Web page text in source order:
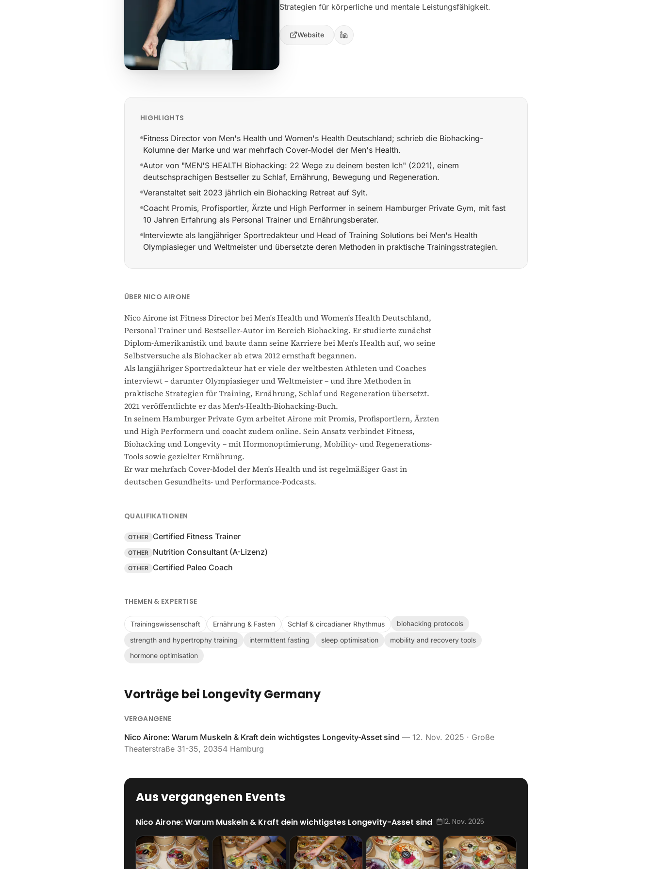
Strategien für körperliche und mentale Leistungsfähigkeit.
Website
HIGHLIGHTS
Fitness Director von Men's Health und Women's Health Deutschland; schrieb die Biohacking-
Kolumne der Marke und war mehrfach Cover-Model der Men's Health.
Autor von "MEN'S HEALTH Biohacking: 22 Wege zu deinem besten Ich" (2021), einem
deutschsprachigen Bestseller zu Schlaf, Ernährung, Bewegung und Regeneration.
Veranstaltet seit 2023 jährlich ein Biohacking Retreat auf Sylt.
Coacht Promis, Profisportler, Ärzte und High Performer in seinem Hamburger Private Gym, mit fast
10 Jahren Erfahrung als Personal Trainer und Ernährungsberater.
Interviewte als langjähriger Sportredakteur und Head of Training Solutions bei Men's Health
Olympiasieger und Weltmeister und übersetzte deren Methoden in praktische Trainingsstrategien.
ÜBER NICO AIRONE
Nico Airone ist Fitness Director bei Men's Health und Women's Health Deutschland,
Personal Trainer und Bestseller-Autor im Bereich Biohacking. Er studierte zunächst
Diplom-Amerikanistik und baute dann seine Karriere bei Men's Health auf, wo seine
Selbstversuche als Biohacker ab etwa 2012 ernsthaft begannen.
Als langjähriger Sportredakteur hat er viele der weltbesten Athleten und Coaches
interviewt – darunter Olympiasieger und Weltmeister – und ihre Methoden in
praktische Strategien für Training, Ernährung, Schlaf und Regeneration übersetzt.
2021 veröffentlichte er das Men's-Health-Biohacking-Buch.
In seinem Hamburger Private Gym arbeitet Airone mit Promis, Profisportlern, Ärzten
und High Performern und coacht zudem online. Sein Ansatz verbindet Fitness,
Biohacking und Longevity – mit Hormonoptimierung, Mobility- und Regenerations-
Tools sowie gezielter Ernährung.
Er war mehrfach Cover-Model der Men's Health und ist regelmäßiger Gast in
deutschen Gesundheits- und Performance-Podcasts.
QUALIFIKATIONEN
OTHER Certified Fitness Trainer
OTHER Nutrition Consultant (A-Lizenz)
OTHER Certified Paleo Coach
THEMEN & EXPERTISE
Trainingswissenschaft Ernährung & Fasten Schlaf & circadianer Rhythmus
biohacking protocols
strength and hypertrophy training
intermittent fasting sleep optimisation
mobility and recovery tools
hormone optimisation
Vorträge bei Longevity Germany
VERGANGENE
Nico Airone: Warum Muskeln & Kraft dein wichtigstes Longevity-Asset sind — 12. Nov. 2025 · Große
Theaterstraße 31-35, 20354 Hamburg
Aus vergangenen Events
Nico Airone: Warum Muskeln & Kraft dein wichtigstes Longevity-Asset sind 12. Nov. 2025